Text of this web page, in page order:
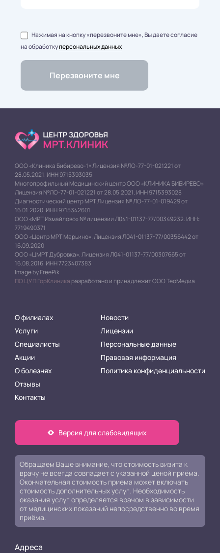
Нажимая на кнопку «перезвоните мне», Вы даете согласие
на обработкуперсональных данных
ООО «Клиника Бибирево-1» Лицензия №ЛО-77-01-021221 от
28.05.2021. ИНН 9715393035
Многопрофильный Медицинский центр ООО «КЛИНИКА БИБИРЕВО»
Лицензия №ЛО-77-01-021221 от 28.05.2021. ИНН 9715393028
Диагностический центр МРТ Лицензия № ЛО-77-01-019429 от
16.01.2020. ИНН 9715342601
ООО «МРТ Измайлово» № лицензии Л041-01137-77/00349232. ИНН:
7719490371
ООО «Центр МРТ Марьино». Лицензия Л041-01137-77/00356442 от
16.09.2020
ООО «ЦМРТ Дубровка». Лицензия Л041-01137-77/00307665 от
16.08.2016. ИНН 7723407383
Image by FreePik
ПО ЦУП ГорКлиника разработано и принадлежит ООО ТеоМедиа
О филиалах
Услуги
Специалисты
Акции
О болезнях
Отзывы
Контакты
Новости
Лицензии
Персональные данные
Правовая информация
Политика конфиденциальности
Версия для слабовидящих
Обращаем Ваше внимание, что стоимость визита к
врачу не всегда совпадает с указанной ценой приёма.
Окончательная стоимость приема может включать
стоимость дополнительных услуг. Необходимость
оказания услуг определяется врачом в зависимости
от медицинских показаний непосредственно во время
приёма.
Адреса